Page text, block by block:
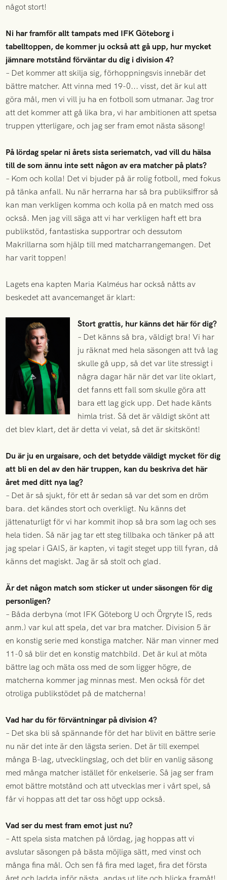
något stort!
Ni har framför allt tampats med IFK Göteborg i
tabelltoppen, de kommer ju också att gå upp, hur mycket
jämnare motstånd förväntar du dig i division 4?
– Det kommer att skilja sig, förhoppningsvis innebär det
bättre matcher. Att vinna med 19-0... visst, det är kul att
göra mål, men vi vill ju ha en fotboll som utmanar. Jag tror
att det kommer att gå lika bra, vi har ambitionen att spetsa
truppen ytterligare, och jag ser fram emot nästa säsong!
På lördag spelar ni årets sista seriematch, vad vill du hälsa
till de som ännu inte sett någon av era matcher på plats?
– Kom och kolla! Det vi bjuder på är rolig fotboll, med fokus
på tänka anfall. Nu när herrarna har så bra publiksiffror så
kan man verkligen komma och kolla på en match med oss
också. Men jag vill säga att vi har verkligen haft ett bra
publikstöd, fantastiska supportrar och dessutom
Makrillarna som hjälp till med matcharrangemangen. Det
har varit toppen!
Lagets ena kapten Maria Kalméus har också nåtts av
beskedet att avancemanget är klart:
Stort grattis, hur känns det här för dig?
– Det känns så bra, väldigt bra! Vi har
ju räknat med hela säsongen att två lag
skulle gå upp, så det var lite stressigt i
några dagar här när det var lite oklart,
det fanns ett fall som skulle göra att
bara ett lag gick upp. Det hade känts
himla trist. Så det är väldigt skönt att
det blev klart, det är detta vi velat, så det är skitskönt!
Du är ju en urgaisare, och det betydde väldigt mycket för dig
att bli en del av den här truppen, kan du beskriva det här
året med ditt nya lag?
– Det är så sjukt, för ett år sedan så var det som en dröm
bara. det kändes stort och overkligt. Nu känns det
jättenaturligt för vi har kommit ihop så bra som lag och ses
hela tiden. Så när jag tar ett steg tillbaka och tänker på att
jag spelar i GAIS, är kapten, vi tagit steget upp till fyran, då
känns det magiskt. Jag är så stolt och glad.
Är det någon match som sticker ut under säsongen för dig
personligen?
– Båda derbyna (mot IFK Göteborg U och Örgryte IS, reds
anm.) var kul att spela, det var bra matcher. Division 5 är
en konstig serie med konstiga matcher. När man vinner med
11-0 så blir det en konstig matchbild. Det är kul at möta
bättre lag och mäta oss med de som ligger högre, de
matcherna kommer jag minnas mest. Men också för det
otroliga publikstödet på de matcherna!
Vad har du för förväntningar på division 4?
– Det ska bli så spännande för det har blivit en bättre serie
nu när det inte är den lägsta serien. Det är till exempel
många B-lag, utvecklingslag, och det blir en vanlig säsong
med många matcher istället för enkelserie. Så jag ser fram
emot bättre motstånd och att utvecklas mer i vårt spel, så
får vi hoppas att det tar oss högt upp också.
Vad ser du mest fram emot just nu?
– Att spela sista matchen på lördag, jag hoppas att vi
avslutar säsongen på bästa möjliga sätt, med vinst och
många fina mål. Och sen få fira med laget, fira det första